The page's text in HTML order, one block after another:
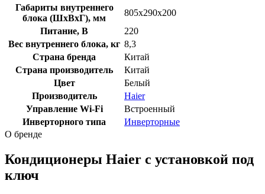
Габариты внутреннего
блока (ШхВхГ), мм
805х290х200
Питание, В
220
Вес внутреннего блока, кг 8,3
Страна бренда
Китай
Страна производитель
Китай
Цвет
Белый
Производитель
Haier
Управление Wi-Fi
Встроенный
Инверторного типа
Инверторные
О бренде
Кондиционеры Haier с установкой под
ключ